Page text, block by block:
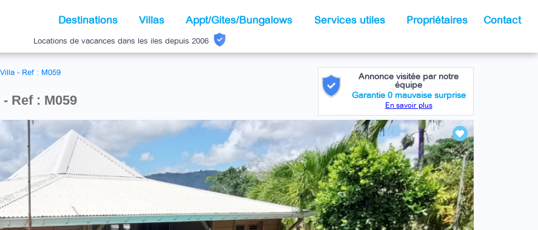
Destinations Villas Appt/Gites/Bungalows Services utiles Propriétaires Contact
Locations de vacances dans les iles depuis 2006
Villa - Ref : M059
Annonce visitée par notre
équipe
Garantie 0 mauvaise surprise
En savoir plus
Ref : M059